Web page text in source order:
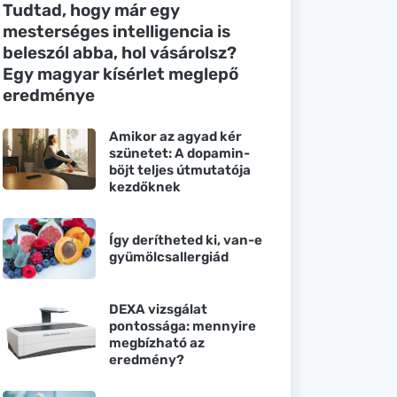
Tudtad, hogy már egy
mesterséges intelligencia is
beleszól abba, hol vásárolsz?
Egy magyar kísérlet meglepő
eredménye
Amikor az agyad kér
szünetet: A dopamin-
böjt teljes útmutatója
kezdőknek
Így derítheted ki, van-e
gyümölcsallergiád
DEXA vizsgálat
pontossága: mennyire
megbízható az
eredmény?